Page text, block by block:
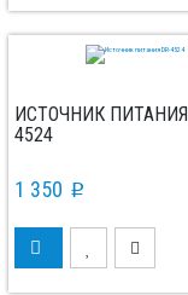
ИСТОЧНИК ПИТАНИЯ
4524
1 350 p